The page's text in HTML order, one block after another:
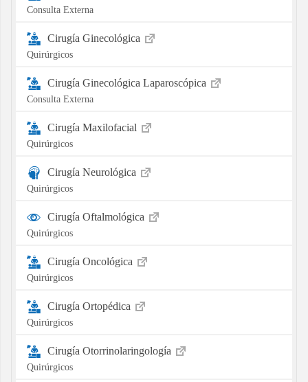
Consulta Externa
Cirugía Ginecológica
Quirúrgicos
Cirugía Ginecológica Laparoscópica
Consulta Externa
Cirugía Maxilofacial
Quirúrgicos
Cirugía Neurológica
Quirúrgicos
Cirugía Oftalmológica
Quirúrgicos
Cirugía Oncológica
Quirúrgicos
Cirugía Ortopédica
Quirúrgicos
Cirugía Otorrinolaringología
Quirúrgicos